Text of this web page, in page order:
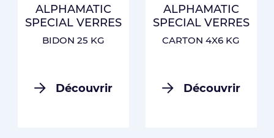
ALPHAMATIC
SPECIAL VERRES
BIDON 25 KG
Découvrir
ALPHAMATIC
SPECIAL VERRES
CARTON 4X6 KG
Découvrir